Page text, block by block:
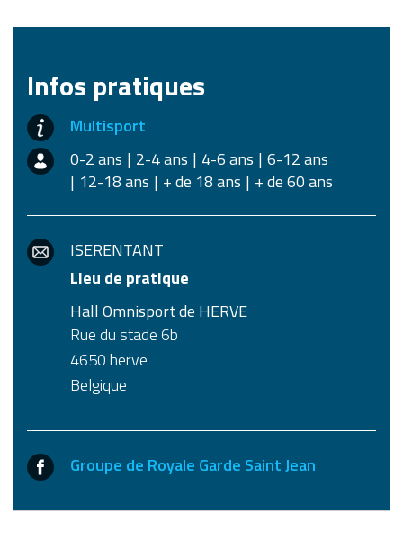
Infos pratiques
Multisport
0-2 ans
2-4 ans 4-6 ans 6-12 ans
12-18 ans
+ de 18 ans + de 60 ans
ISERENTANT
Lieu de pratique
Hall Omnisport de HERVE
Rue du stade 6b
4650herve
Belgique
Groupe de Royale Garde Saint Jean